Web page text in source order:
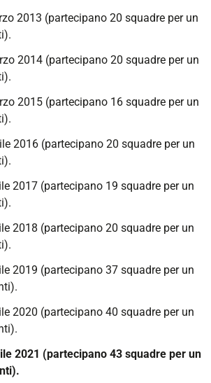
2013 (partecipano 20 squadre per un
2014 (partecipano 20 squadre per un
2015 (partecipano 16 squadre per un
2016 (partecipano 20 squadre per un
2017 (partecipano 19 squadre per un
2018 (partecipano 20 squadre per un
2019 (partecipano 37 squadre per un
2020 (partecipano 40 squadre per un
2021 (partecipano 43 squadre per un